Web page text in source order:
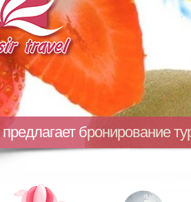
бронирование